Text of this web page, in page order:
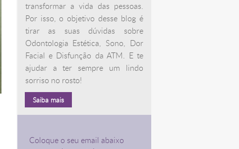
transformar a vida das pessoas.
Por isso, o objetivo desse blog é
tirar as suas dúvidas sobre
Odontologia Estética, Sono, Dor
Facial e Disfunção da ATM. E te
ajudar a ter sempre um lindo
sorriso no rosto!
Saiba mais
Coloque o seu email abaixo